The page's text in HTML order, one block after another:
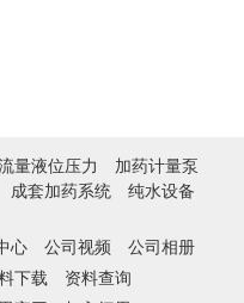
量液位压力
加药计量泵
成套加药系统
纯水设备
心 公司视频 公司相册
下载 资料查询